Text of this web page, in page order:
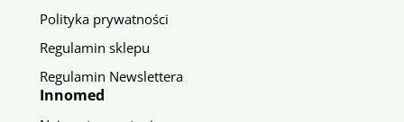
Polityka prywatności
Regulamin sklepu
Regulamin Newslettera
Innomed